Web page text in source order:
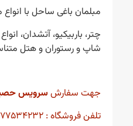
مبلمان باغی ساحل با
چتر، باربیکیو، آتشدان،
شاپ و رستوران و هتل
جهت سفارش سرویس
تلفن فروشگاه : ۷۷۵۳۴۲۳۲